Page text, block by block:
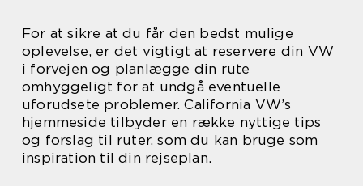
For at sikre at du får den bedst mulige
oplevelse, er det vigtigt at reservere din VW
i forvejen og planlægge din rute
omhyggeligt for at undgå eventuelle
uforudsete problemer. California VW’s
hjemmeside tilbyder en række nyttige tips
og forslag til ruter, som du kan bruge som
inspiration til din rejseplan.